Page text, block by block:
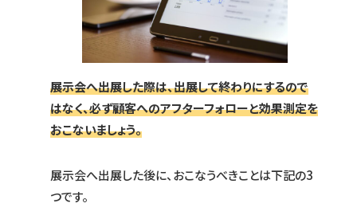
展示会へ出展した際は、出展して終わりにするので
はなく、必ず顧客へのアフターフォローと効果測定を
おこないましょう。
展示会へ出展した後に、おこなうべきことは下記の3
つです。